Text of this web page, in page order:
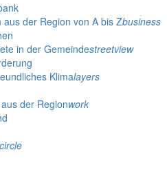
aus der Region von A bis Zbusiness
in der Gemeindestreetview
Klimalayers
der Regionwork